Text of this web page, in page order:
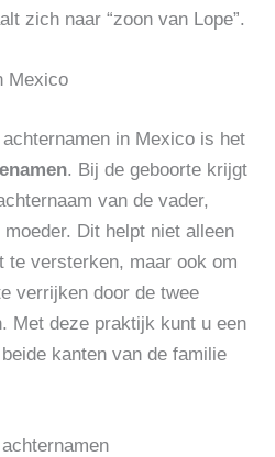
zich naar “zoon van Lope”.
Mexico
in Mexico is het
. Bij de geboorte krijgt
van de vader,
Dit helpt niet alleen
te versterken, maar ook om
verrijken door de twee
Met deze praktijk kunt u een
kanten van de familie